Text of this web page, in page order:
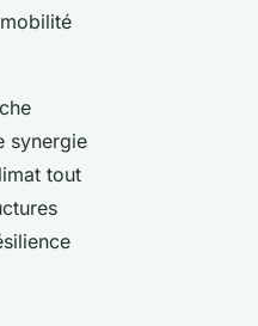
synergie
tout